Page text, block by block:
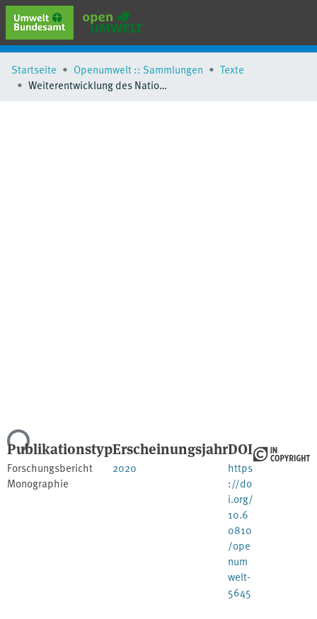
erweiterte Suche
Browse
Startseite Openumwelt :: Sammlungen
Texte
Weiterentwicklung des Nationalen Programms für nachhaltigen Konsum: Handlungsempfehlungen (Teil 2)
Publikationstyp
Forschungsbericht
Monographie
Erscheinungsjahr
2020
DOI
https
://do
i.org/
10.6
0810
/ope
num
welt-
5645